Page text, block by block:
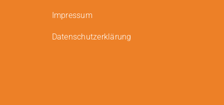
Impressum
Datenschutzerklärung